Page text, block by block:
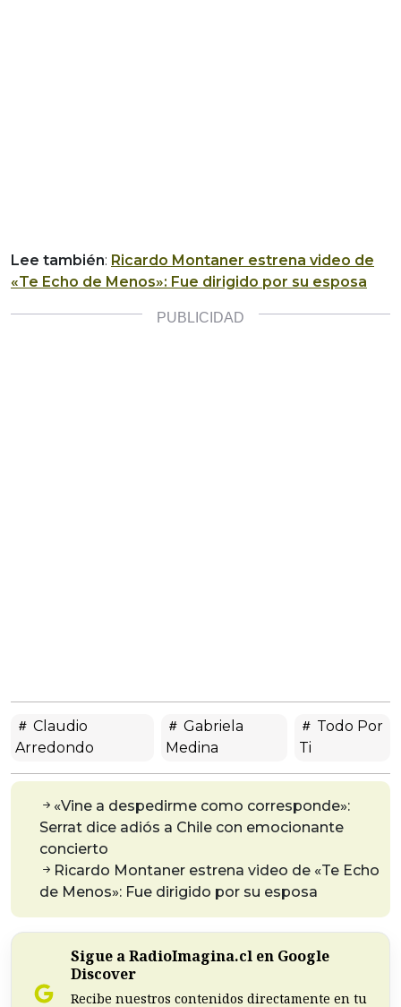
Lee también: Ricardo Montaner estrena video de
«Te Echo de Menos»: Fue dirigido por su esposa
Claudio
Arredondo
Gabriela
Medina
Todo Por
Ti
«Vine a despedirme como corresponde»:
Serrat dice adiós a Chile con emocionante
concierto
Ricardo Montaner estrena video de «Te Echo
de Menos»: Fue dirigido por su esposa
Sigue a RadioImagina.cl en Google
Discover
Recibe nuestros contenidos directamente en tu